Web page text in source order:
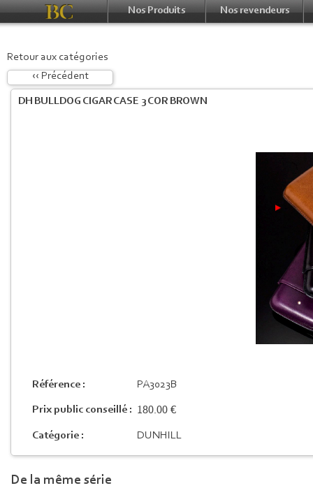
Nos Produits Nos revendeurs
Retour aux catégories
‹‹ Précédent
DH BULLDOG CIGAR CASE 3 COR BROWN
Référence : PA3023B
Prix public conseillé : 180.00 €
Catégorie : DUNHILL
De la même série